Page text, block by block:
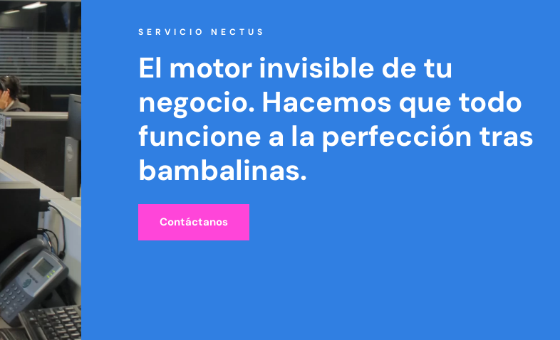
SERVICIO NECTUS
El motor invisible de tu
negocio. Hacemos que todo
funcione a la perfección tras
bambalinas.
Contáctanos